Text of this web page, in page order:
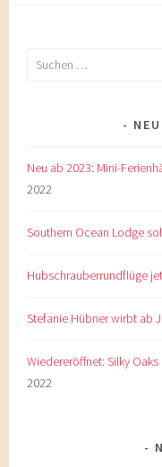
Suchen
Neu ab 2023: Mini-
2022
Southern Ocean Lodge
Hubschrauberrundflüge
Stefanie Hübner wirbt ab
Wiedereröffnet: Silky
2022